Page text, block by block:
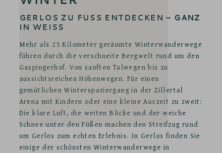
GERLOS ZU FUSS ENTDECKEN – GANZ I
N WEISS
Mehr als 25 Kilometer geräumte Winterwanderwege
führen durch die verschneite Bergwelt rund um den
Gaspingerhof. Von sanften Talwegen bis zu
aussichtsreichen Höhenwegen. Für einen
gemütlichen Winterspaziergang in der Zillertal
Arena mit Kindern oder eine kleine Auszeit zu zweit:
Die klare Luft, die weiten Blicke und der weiche
Schnee unter den Füßen machen den Streifzug rund
um Gerlos zum echten Erlebnis. In Gerlos finden Sie
einige der schönsten Winterwanderwege in